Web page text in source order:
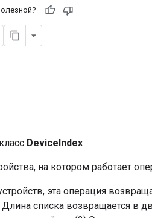
DeviceIndex
на котором работает
эта операция
Длина списка возвращается в